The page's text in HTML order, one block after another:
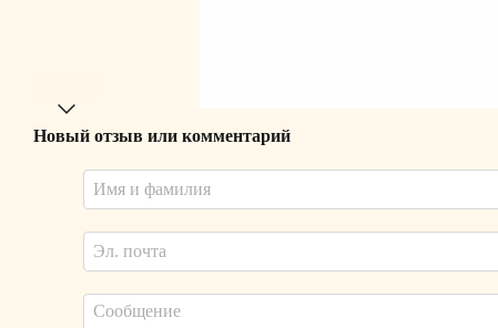
Новый отзыв или комментарий